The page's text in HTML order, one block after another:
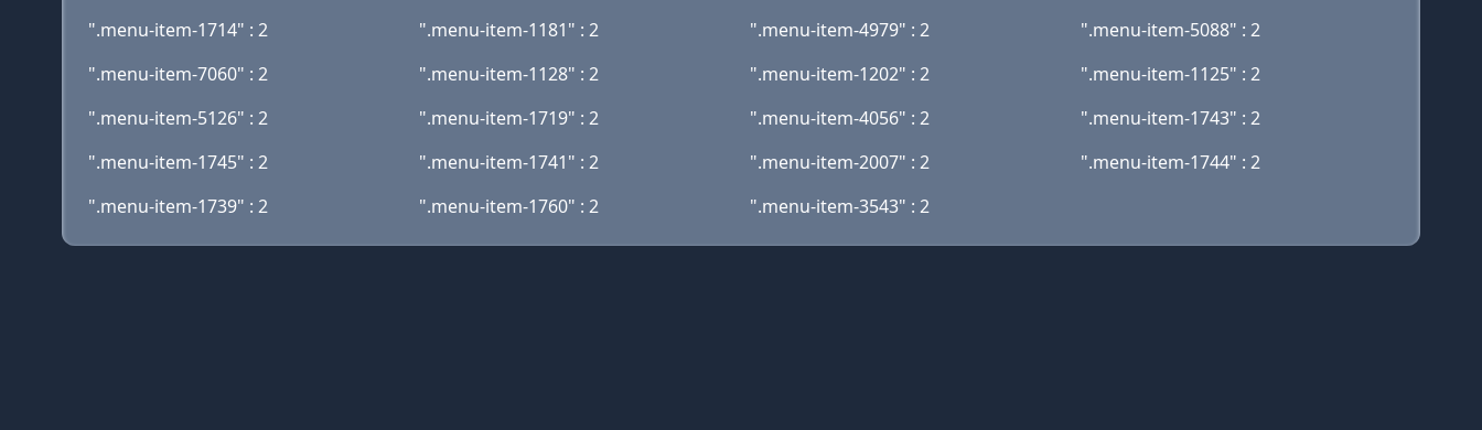
".menu-item-1714" : 2
".menu-item-1181" : 2 ".menu-item-4979" : 2
".menu-item-5088" : 2
".menu-item-7060" : 2
".menu-item-1128" : 2 ".menu-item-1202" : 2
".menu-item-1125" : 2
".menu-item-5126" : 2
".menu-item-1719" : 2 ".menu-item-4056" : 2
".menu-item-1743" : 2
".menu-item-1745" : 2
".menu-item-1741" : 2 ".menu-item-2007" : 2
".menu-item-1744" : 2
".menu-item-1739" : 2
".menu-item-1760" : 2 ".menu-item-3543" : 2